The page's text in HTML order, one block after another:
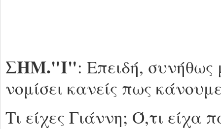
ΣΗΜ."Ι": Επειδή,
νομίσει κανείς πως
Τι είχες Γιάννη; Ό,τι είχα